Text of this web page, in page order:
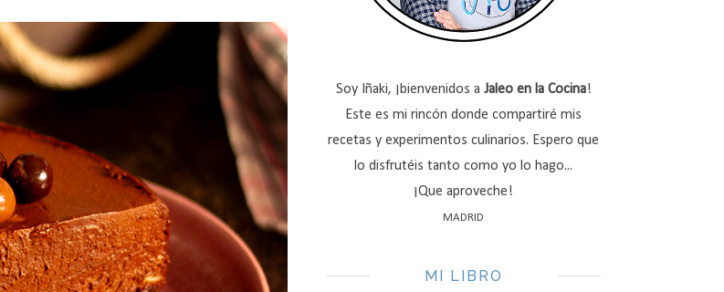
Soy Iñaki, ¡bienvenidos a Jaleo en la Cocina!
Este es mi rincón donde compartiré mis
recetas y experimentos culinarios. Espero que
lo disfrutéis tanto como yo lo hago...
¡Que aproveche!
MADRID
MI LIBRO